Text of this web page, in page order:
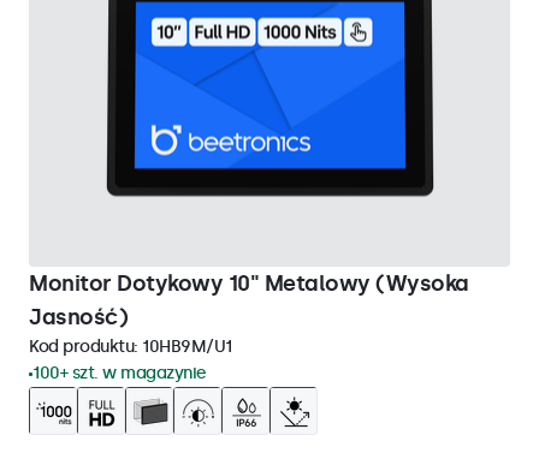
Monitor Dotykowy 10" Metalowy (Wysoka
Jasność)
Kod produktu: 10HB9M/U1
100+ szt. w magazynie